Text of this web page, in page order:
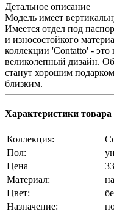
Детальное описание
Модель имеет
Имеется отдел под
и износостойкого
коллекции 'Contatto' -
великолепный дизайн.
станут хорошим
близким.
Характеристики товара
Коллекция:
Пол:
Цена
Материал:
Цвет:
Назначение: